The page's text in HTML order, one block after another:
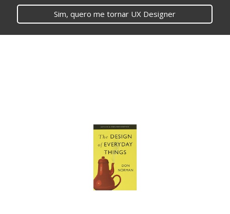
Sim, quero me tornar UX Designer